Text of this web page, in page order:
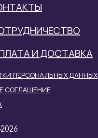
И ДОСТАВКА
ПЕРСОНАЛЬНЫХ ДАННЫХ
СОГЛАШЕНИЕ